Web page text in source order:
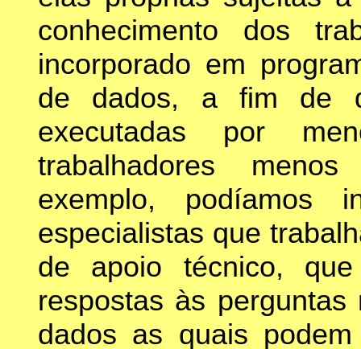
conhecimento dos
incorporado em
de dados, a fim de
executadas por
trabalhadores
exemplo, podíamos
especialistas que
de apoio técnico,
respostas às
dados as quais